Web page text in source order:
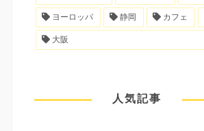
ヨーロッパ 静岡 カフェ
大阪
人気記事